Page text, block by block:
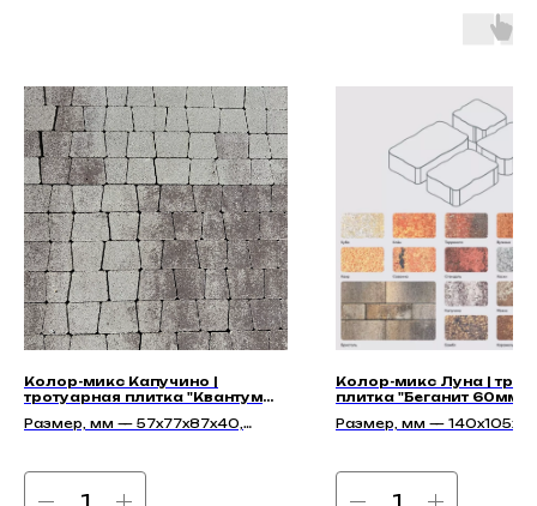
Колор-микс Капучино |
тротуарная плитка "Квантум
Размер, мм — 57х77х87х40,
Колор-микс Луна |
плитка "Беганит 60мм" |
Размер, мм —